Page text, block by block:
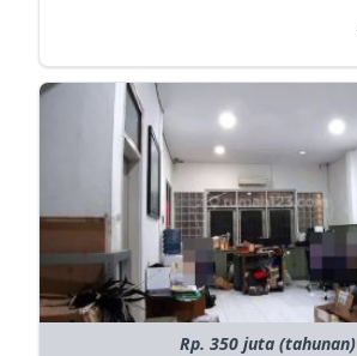
Rp. 350 juta (tahunan)